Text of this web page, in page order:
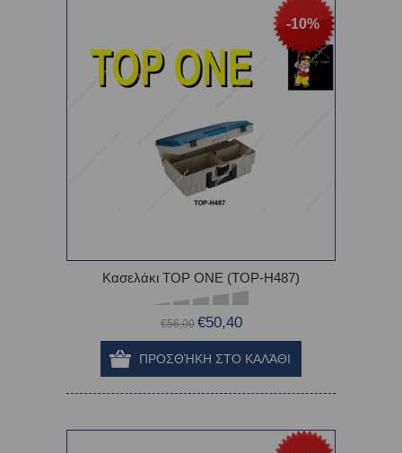
-10%
Κασελάκι TOP ONE (TOP-H487)
€56,00 €50,40